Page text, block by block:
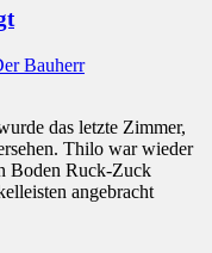
Bauherr
das letzte Zimmer,
Thilo war wieder
Boden Ruck-Zuck
angebracht